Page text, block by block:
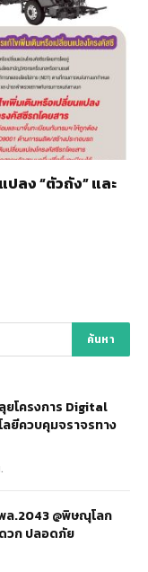
ปลง “ตัวถัง” และ
ยโครงการ Digital
ลยีควบคุมจราจรทาง
ล.2043 @พิษณุโลก
วก ปลอดภัย